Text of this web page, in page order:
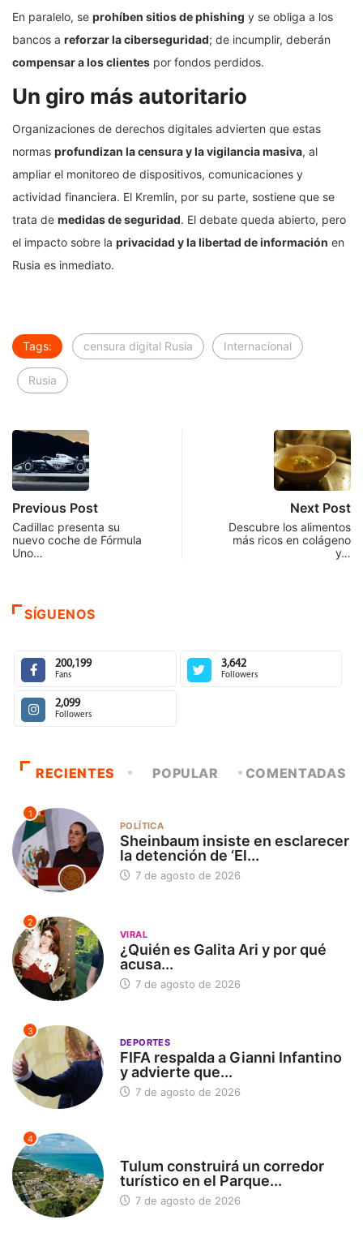
En paralelo, se prohíben sitios de phishing y se obliga a los
bancos a reforzar la ciberseguridad; de incumplir, deberán
compensar a los clientes por fondos perdidos.
Un giro más autoritario
Organizaciones de derechos digitales advierten que estas
normas profundizan la censura y la vigilancia masiva, al
ampliar el monitoreo de dispositivos, comunicaciones y
actividad financiera. El Kremlin, por su parte, sostiene que se
trata de medidas de seguridad. El debate queda abierto, pero
el impacto sobre la privacidad y la libertad de información en
Rusia es inmediato.
Tags: censura digital Rusia Internacional
Rusia
Previous Post
Cadillac presenta su
nuevo coche de Fórmula
Uno…
Next Post
Descubre los alimentos
más ricos en colágeno
y…
SÍGUENOS
200,199
Fans
3,642
Followers
2,099
Followers
RECIENTES POPULAR COMENTADAS
1
POLÍTICA
Sheinbaum insiste en esclarecer
la detención de ‘El...
7 de agosto de 2026
2
VIRAL
¿Quién es Galita Ari y por qué
acusa...
7 de agosto de 2026
3
DEPORTES
FIFA respalda a Gianni Infantino
y advierte que...
7 de agosto de 2026
4
Tulum construirá un corredor
turístico en el Parque...
7 de agosto de 2026